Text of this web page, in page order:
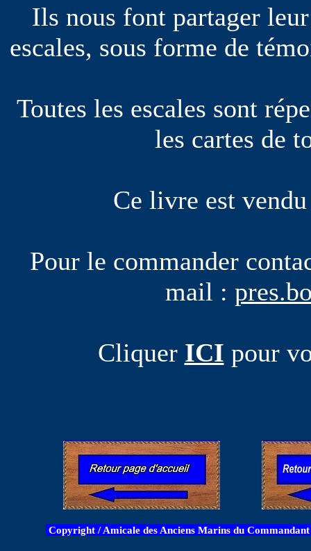
Ils nous font partager
escales, sous forme de
Toutes les escales sont
les cartes de
Ce livre est
Pour le commander
mail :
Cliquer ICI pour
Copyright / Amicale des Anciens Marins du